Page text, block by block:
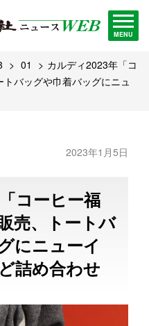
MENU
01
カルディ2023年「コ
バッグや巾着バッグにニュ
2023年1月5日
コーヒー福
売、トートバ
にニューイ
詰め合わせ